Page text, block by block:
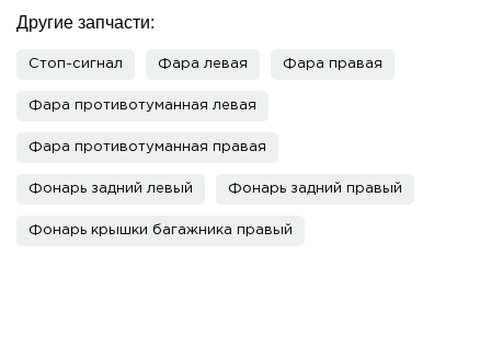
Другие запчасти:
Стоп-сигнал Фара левая Фара правая
Фара противотуманная левая
Фара противотуманная правая
Фонарь задний левый Фонарь задний правый
Фонарь крышки багажника правый